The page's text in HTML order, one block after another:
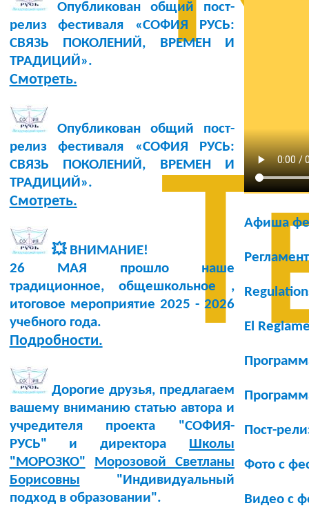
Опубликован общий пост-
релиз фестиваля «СОФИЯ РУСЬ:
СВЯЗЬ ПОКОЛЕНИЙ, ВРЕМЕН И
ТРАДИЦИЙ».
Смотреть.
Опубликован общий пост-
релиз фестиваля «СОФИЯ РУСЬ:
СВЯЗЬ ПОКОЛЕНИЙ, ВРЕМЕН И
ТРАДИЦИЙ».
Смотреть.
💥 ВНИМАНИЕ!
26 МАЯ прошло наше
традиционное, общешкольное ,
итоговое мероприятие 2025 - 2026
учебного года.
Подробности.
Дорогие друзья, предлагаем
вашему вниманию статью автора и
учредителя проекта "СОФИЯ-
РУСЬ" и директора Школы
"МОРОЗКО"
Морозовой Светланы
Борисовны "Индивидуальный
подход в образовании".
Афиша
El
Пост-
Фото с
Видео с